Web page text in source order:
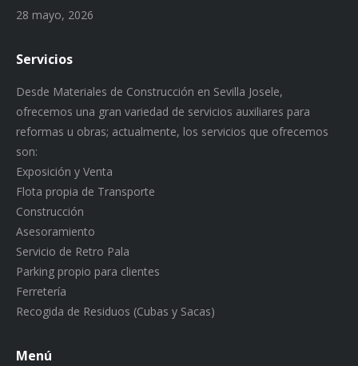
28 mayo, 2026
Servicios
Desde Materiales de Construcción en Sevilla Josele,
ofrecemos una gran variedad de servicios auxiliares para
reformas u obras; actualmente, los servicios que ofrecemos
son:
Exposición y Venta
Flota propia de Transporte
Construcción
Asesoramiento
Servicio de Retro Pala
Parking propio para clientes
Ferretería
Recogida de Residuos (Cubas y Sacas)
Menú